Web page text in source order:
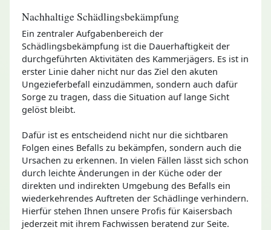
Nachhaltige Schädlingsbekämpfung
Ein zentraler Aufgabenbereich der
Schädlingsbekämpfung ist die Dauerhaftigkeit der
durchgeführten Aktivitäten des Kammerjägers. Es ist in
erster Linie daher nicht nur das Ziel den akuten
Ungezieferbefall einzudämmen, sondern auch dafür
Sorge zu tragen, dass die Situation auf lange Sicht
gelöst bleibt.
Dafür ist es entscheidend nicht nur die sichtbaren
Folgen eines Befalls zu bekämpfen, sondern auch die
Ursachen zu erkennen. In vielen Fällen lässt sich schon
durch leichte Änderungen in der Küche oder der
direkten und indirekten Umgebung des Befalls ein
wiederkehrendes Auftreten der Schädlinge verhindern.
Hierfür stehen Ihnen unsere Profis für Kaisersbach
jederzeit mit ihrem Fachwissen beratend zur Seite.